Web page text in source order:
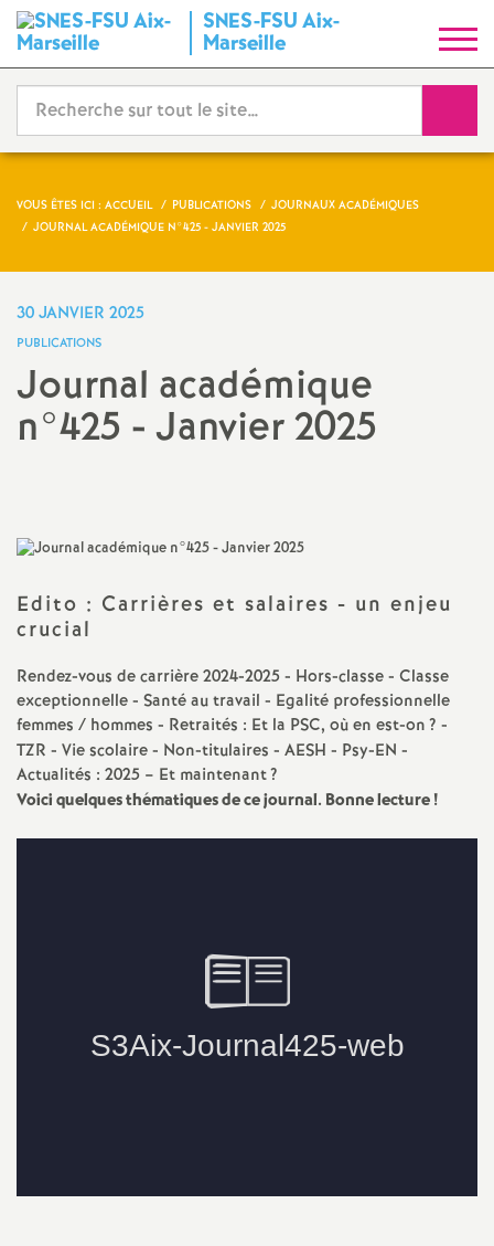
SNES-FSU Aix-
Marseille
y
n
d
i
a
t
t
i
o
n
a
s
VOUS ÊTES ICI : ACCUEIL PUBLICATIONS
JOURNAUX ACADÉMIQUES
JOURNAL ACADÉMIQUE N°425 - JANVIER 2025
30 JANVIER 2025
PUBLICATIONS
Journal académique
n°425 - Janvier 2025
Edito : Carrières et salaires - un enjeu
crucial
Rendez-vous de carrière 2024-2025 - Hors-classe - Classe
exceptionnelle - Santé au travail - Egalité professionnelle
femmes / hommes - Retraités : Et la PSC, où en est-on? -
TZR - Vie scolaire - Non-titulaires - AESH - Psy-EN -
Actualités : 2025 – Et maintenant?
Voici quelques thématiques de ce journal. Bonne lecture!